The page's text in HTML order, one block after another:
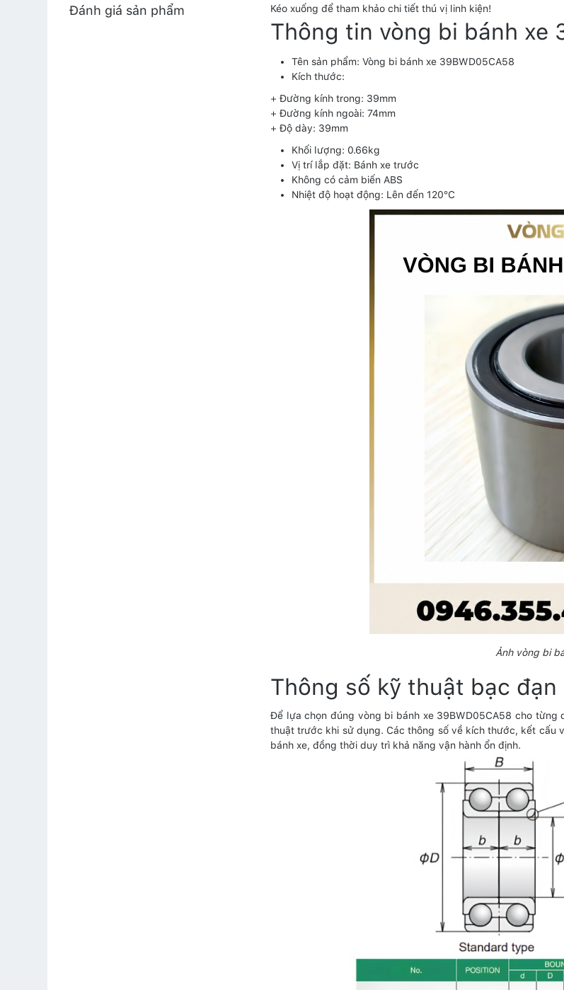
Đánh giá sản phẩm
Kéo xuống để tham khảo chi tiết thú vị linh kiện!
Thông tin vòng bi bánh xe
Tên sản phẩm: Vòng bi bánh xe 39BWD05CA58
Kích thước:
+ Đường kính trong: 39mm
+ Đường kính ngoài: 74mm
+ Độ dày: 39mm
Khối lượng: 0.66kg
Vị trí lắp đặt: Bánh xe trước
Không có cảm biến ABS
Nhiệt độ hoạt động: Lên đến 120°C
Ảnh vòng bi
Thông số kỹ thuật bạc
Để lựa chọn đúng vòng bi bánh xe 39BWD05CA58 cho
thuật trước khi sử dụng. Các thông số về kích thước, kết cấu
bánh xe, đồng thời duy trì khả năng vận hành ổn định.